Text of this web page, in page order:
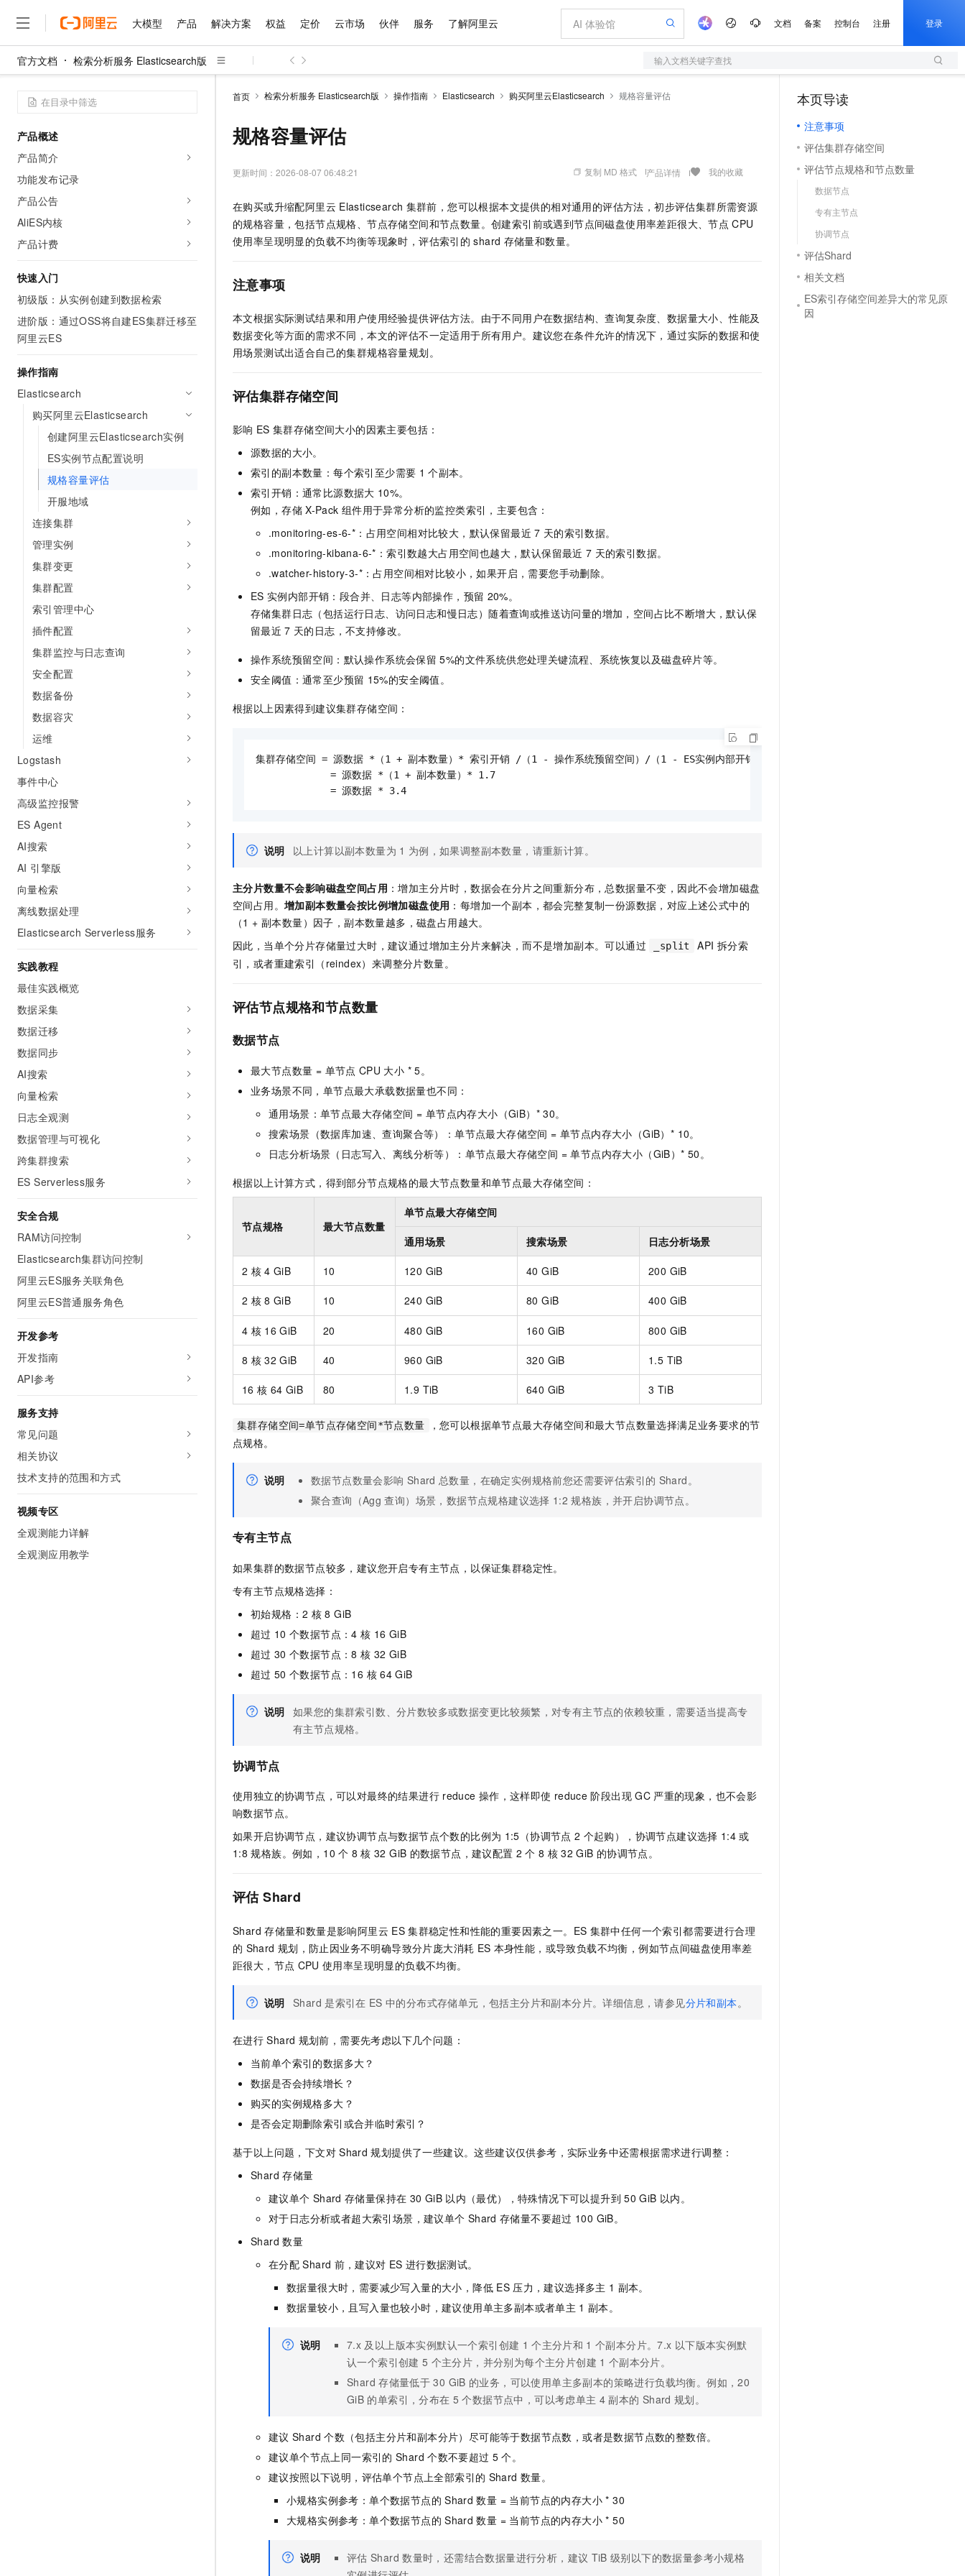
大模型 产品 解决方案 权益 定价 云市场 伙伴 服务 了解阿里云 文档 备案 控制台 注册 登录
官方文档 检索分析服务 Elasticsearch版 输入文档关键字查找
产品概述
产品简介
功能发布记录
产品公告
AliES内核
产品计费
快速入门
初级版：从实例创建到数据检索
进阶版：通过OSS将自建ES集群迁移至
阿里云ES
操作指南
Elasticsearch
购买阿里云Elasticsearch
创建阿里云Elasticsearch实例
ES实例节点配置说明
规格容量评估
开服地域
连接集群
管理实例
集群变更
集群配置
索引管理中心
插件配置
集群监控与日志查询
安全配置
数据备份
数据容灾
运维
Logstash
事件中心
高级监控报警
ES Agent
AI搜索
AI 引擎版
向量检索
离线数据处理
Elasticsearch Serverless服务
实践教程
最佳实践概览
数据采集
数据迁移
数据同步
AI搜索
向量检索
日志全观测
数据管理与可视化
跨集群搜索
ES Serverless服务
安全合规
RAM访问控制
Elasticsearch集群访问控制
阿里云ES服务关联角色
阿里云ES普通服务角色
开发参考
开发指南
API参考
服务支持
常见问题
相关协议
技术支持的范围和方式
视频专区
全观测能力详解
全观测应用教学
首页 检索分析服务 Elasticsearch版 操作指南 Elasticsearch 购买阿里云Elasticsearch 规格容量评估
规格容量评估
更新时间： 2026-08-07 06:48:21 复制 MD 格式 产品详情 我的收藏
在购买或升缩配阿里云 Elasticsearch 集群前，您可以根据本文提供的相对通用的评估方法，初步评估集群所需资源
的规格容量，包括节点规格、节点存储空间和节点数量。创建索引前或遇到节点间磁盘使用率差距很大、节点 CPU
使用率呈现明显的负载不均衡等现象时，评估索引的 shard 存储量和数量。
注意事项
本文根据实际测试结果和用户使用经验提供评估方法。由于不同用户在数据结构、查询复杂度、数据量大小、性能及
数据变化等方面的需求不同，本文的评估不一定适用于所有用户。建议您在条件允许的情况下，通过实际的数据和使
用场景测试出适合自己的集群规格容量规划。
评估集群存储空间
影响 ES 集群存储空间大小的因素主要包括：
源数据的大小。
索引的副本数量：每个索引至少需要 1 个副本。
索引开销：通常比源数据大 10%。
例如，存储 X-Pack 组件用于异常分析的监控类索引，主要包含：
.monitoring-es-6-*：占用空间相对比较大，默认保留最近 7 天的索引数据。
.monitoring-kibana-6-*：索引数越大占用空间也越大，默认保留最近 7 天的索引数据。
.watcher-history-3-*：占用空间相对比较小，如果开启，需要您手动删除。
ES 实例内部开销：段合并、日志等内部操作，预留 20%。
存储集群日志（包括运行日志、访问日志和慢日志）随着查询或推送访问量的增加，空间占比不断增大，默认保
留最近 7 天的日志，不支持修改。
操作系统预留空间：默认操作系统会保留 5%的文件系统供您处理关键流程、系统恢复以及磁盘碎片等。
安全阈值：通常至少预留 15%的安全阈值。
根据以上因素得到建议集群存储空间：
集群存储空间 = 源数据 *（1 + 副本数量）* 索引开销 /（1 - 操作系统预留空间）/（1 - ES实例内部开销）/（1 - 安全阈值）
             = 源数据 *（1 + 副本数量）* 1.7
             = 源数据 * 3.4
说明 以上计算以副本数量为 1 为例，如果调整副本数量，请重新计算。
主分片数量不会影响磁盘空间占用 ：增加主分片时，数据会在分片之间重新分布，总数据量不变，因此不会增加磁盘
空间占用。 增加副本数量会按比例增加磁盘使用 ：每增加一个副本，都会完整复制一份源数据，对应上述公式中的
（1 + 副本数量）因子，副本数量越多，磁盘占用越大。
因此，当单个分片存储量过大时，建议通过增加主分片来解决，而不是增加副本。可以通过
_split
API 拆分索
引，或者重建索引（reindex）来调整分片数量。
评估节点规格和节点数量
数据节点
最大节点数量 = 单节点 CPU 大小 * 5。
业务场景不同，单节点最大承载数据量也不同：
通用场景：单节点最大存储空间 = 单节点内存大小（GiB）* 30。
搜索场景（数据库加速、查询聚合等）：单节点最大存储空间 = 单节点内存大小（GiB）* 10。
日志分析场景（日志写入、离线分析等）：单节点最大存储空间 = 单节点内存大小（GiB）* 50。
根据以上计算方式，得到部分节点规格的最大节点数量和单节点最大存储空间：
节点规格 最大节点数量
单节点最大存储空间
通用场景 搜索场景 日志分析场景
2 核 4 GiB 10 120 GiB 40 GiB 200 GiB
2 核 8 GiB 10 240 GiB 80 GiB 400 GiB
4 核 16 GiB 20 480 GiB 160 GiB 800 GiB
8 核 32 GiB 40 960 GiB 320 GiB 1.5 TiB
16 核 64 GiB 80 1.9 TiB 640 GiB 3 TiB
集群存储空间=单节点存储空间*节点数量
，您可以根据单节点最大存储空间和最大节点数量选择满足业务要求的节
点规格。
说明 数据节点数量会影响 Shard 总数量，在确定实例规格前您还需要评估索引的 Shard。
聚合查询（Agg 查询）场景，数据节点规格建议选择 1:2 规格族，并开启协调节点。
专有主节点
如果集群的数据节点较多，建议您开启专有主节点，以保证集群稳定性。
专有主节点规格选择：
初始规格：2 核 8 GiB
超过 10 个数据节点：4 核 16 GiB
超过 30 个数据节点：8 核 32 GiB
超过 50 个数据节点：16 核 64 GiB
说明 如果您的集群索引数、分片数较多或数据变更比较频繁，对专有主节点的依赖较重，需要适当提高专
有主节点规格。
协调节点
使用独立的协调节点，可以对最终的结果进行 reduce 操作，这样即使 reduce 阶段出现 GC 严重的现象，也不会影
响数据节点。
如果开启协调节点，建议协调节点与数据节点个数的比例为 1:5（协调节点 2 个起购），协调节点建议选择 1:4 或
1:8 规格族。例如，10 个 8 核 32 GiB 的数据节点，建议配置 2 个 8 核 32 GiB 的协调节点。
评估 Shard
Shard 存储量和数量是影响阿里云 ES 集群稳定性和性能的重要因素之一。ES 集群中任何一个索引都需要进行合理
的 Shard 规划，防止因业务不明确导致分片庞大消耗 ES 本身性能，或导致负载不均衡，例如节点间磁盘使用率差
距很大，节点 CPU 使用率呈现明显的负载不均衡。
说明 Shard 是索引在 ES 中的分布式存储单元，包括主分片和副本分片。详细信息，请参见分片和副本 。
在进行 Shard 规划前，需要先考虑以下几个问题：
当前单个索引的数据多大？
数据是否会持续增长？
购买的实例规格多大？
是否会定期删除索引或合并临时索引？
基于以上问题，下文对 Shard 规划提供了一些建议。这些建议仅供参考，实际业务中还需根据需求进行调整：
Shard 存储量
建议单个 Shard 存储量保持在 30 GiB 以内（最优），特殊情况下可以提升到 50 GiB 以内。
对于日志分析或者超大索引场景，建议单个 Shard 存储量不要超过 100 GiB。
Shard 数量
在分配 Shard 前，建议对 ES 进行数据测试。
数据量很大时，需要减少写入量的大小，降低 ES 压力，建议选择多主 1 副本。
数据量较小，且写入量也较小时，建议使用单主多副本或者单主 1 副本。
说明 7.x 及以上版本实例默认一个索引创建 1 个主分片和 1 个副本分片。7.x 以下版本实例默
认一个索引创建 5 个主分片，并分别为每个主分片创建 1 个副本分片。
Shard 存储量低于 30 GiB 的业务，可以使用单主多副本的策略进行负载均衡。例如，20
GiB 的单索引，分布在 5 个数据节点中，可以考虑单主 4 副本的 Shard 规划。
建议 Shard 个数（包括主分片和副本分片）尽可能等于数据节点数，或者是数据节点数的整数倍。
建议单个节点上同一索引的 Shard 个数不要超过 5 个。
建议按照以下说明，评估单个节点上全部索引的 Shard 数量。
小规格实例参考：单个数据节点的 Shard 数量 = 当前节点的内存大小 * 30
大规格实例参考：单个数据节点的 Shard 数量 = 当前节点的内存大小 * 50
说明 评估 Shard 数量时，还需结合数据量进行分析，建议 TiB 级别以下的数据量参考小规格
本页导读
注意事项
评估集群存储空间
评估节点规格和节点数量
数据节点
专有主节点
协调节点
评估Shard
相关文档
ES索引存储空间差异大的常见原
因
大模型
千问AI平台 大模型服务平台百炼
Qwen3.8-Max HOT
智能体时代全能旗舰模型
能看、能想、能动手的多模态智能体模型
Qwen3-VL-Plus
视觉 Coding、空间感知、多模态思考等全面升级
Kimi-K3 NEW
Kimi 最新旗舰模型，长程编程与推理利器
GLM-5.2
1M上下文，专为长程任务能力而生
HappyHorse-1.1-T2V
Wan2.7-T2V
文戏情感细腻自然，动作戏激烈拳拳到肉，实现更强表演能力
语音识别与合成
Fun-ASR
个人版上线、团队版降价；千问3.8-Max首发发尝鲜
千问AI平台-模型体验
在线体验全尺寸、多种模态的模型效果
Happy 系列大模型
丰富多元化的应用模版和解决方案
灵活可视化地构建企业级 Agent
人工智能平台 PAI
大模型解决方案
快速部署 Dify，高效搭建 AI 应用
依托云原生高可用架构,实现Dify私有化部署
10 分钟在聊天系统中增加一个 AI 助手
在企业官网、通讯软件中为客户提供 AI 客服
10分钟微调：让0.6B模型媲美235B模型
用1%尺寸在特定领域达到大模型90%以上效果
即刻拥有 DeepSeek-R1 满血版
多种方案随心选，轻松解锁专属 DeepSeek
多模态数据信息提取
从文本、图片、视频中提取结构化的属性信息
超强辅助，Bolt.diy 一步搞定创意建站
产品
精选产品
计算
容器
存储
网络与CDN
安全
中间件
数据库
媒体服务
企业服务与云通信
终端用户计算
Serverless
迁移与运维管理
专有云
精选产品
大模型服务与应用平台
多元化、高性能、安全可靠的大模型服务
无影云电脑
随时随地安全接入的云上超级电脑
云解析DNS
云原生大数据计算服务 MaxCompute
人工智能平台 PAI 大模型
一站式AI开发、训练和推理服务
Qoder CN
全托管，含MySQL、PostgreSQL、SQL Server、MariaDB多引擎
Qoder
面向真实软件的智能体编程平台
轻量应用服务器
数字证书管理服务（原SSL证书）
实现全站HTTPS，呈现可信的WEB访问
解决方案
精选解决方案
互联网应用开发
大数据
现代化应用
安全
网络
可观测
上云与迁云
企业出海
政企业务
精选解决方案
企业级Agent产品，直接交付可用成果
HappyHorse 打造一站式影视创作平台
快速拥有专属 OpenClaw
Hermes Agent，打造自进化智能体
自主进化，持久记忆，越用越聪明
Claude Code + GStack 打造工程团队
轻松解锁专属 DeepSeek-V4-Pro
5 分钟轻松部署专属 QwenPaw HOT
从聊天伙伴进化为能主动干活的本地数字员工
一句话生成原生可编辑精美 PPT 文稿
输入一句话想法, 轻松生成专业的 PPT
一键部署幻兽帕鲁游戏服务器
一键购买专属联机服务器，轻松开启游戏
漫剧工坊：一站式动画创作平台
快速生产连贯的高质量长漫剧
高效部署网站，快速应用到小程序
权益 普惠上云
云服务器38元/年起，超值低价云产品抢先购
推荐新用户得奖励，单订单最高返9万
云工开物
高校专属算力普惠，学生认证享300元代金券
解决方案免费试用 新老同享
AI 产品 免费试用
1亿+ 大模型 tokens 和 30+ 款产品免费体验
产品新客免费试用，最长12个月
大模型ACA认证体验
助力企业全员 AI 认知与能力提升
AI 特惠
Token Plan 模型订阅计划 NEW
Qwen3.8-Max 首发尝鲜，限时加量 10 倍，夜间低至2折
千问办公，限时限量积分加倍 NEW
Night Plan 支持 Qwen 3.8-Max NEW
夜间 5 折，Qwen/Meoo/TokenPlan 客户专享
AI 场景体验
从图文生成到视频创作，一键激活电商全链路生产力
AI 广告创作
图文、视频一站生成，高效打造优质广告素材
AI 办公
AI 活动
AI 生产力先锋
先锋实践拓展 AI 生产力的边界
飞天发布时刻
所见，即是所愿
从基础到进阶，Agent 创客手把手教你
创新加速
覆盖90%+业务场景，专享组合折扣价
定价 产品定价
了解云产品的定价详情
云上成本管理
管理和优化成本
价格计算器
自助选配和估算价格
配置报价器
阿里云 OPC 创新助力计划
Token 补贴，五大权
益加速 OPC 成功
云市场 精选商城
多端小程序
观测云
Tuya 物联网平台阿里云版
电子合同
畅捷通
Tableau 订阅
开发者生态解决方案
AI 开发和 AI 应用解决方案
数据与 API
OCR 文字识别
发票查验
企业应用
400电话
基础软件
JAVA
Ubuntu
Red Hat
建站系统
专业服务
伙伴 成为销售伙伴
咨询伙伴
销售伙伴合作计划
无影生态合作计划
Salesforce On Alibaba Cloud
Consulting Partner 合作计划
成为产品伙伴 产品伙伴合作计划
云网络合作计划
服务生态伙伴
服务伙伴合作计划
Al MaaS 服务伙伴赋能合作
伙伴信用分合作计划
更多支持
合作伙伴培训与认证
查询合作伙伴
登录合作伙伴管理后台
服务 售前咨询
售后服务
自助服务
在线服务
工单服务
企业增值服务
企业成长
服务实践
阿里云认证
信息公告
官网公告
开发者社区
我要反馈
我要建议
我要投诉
了解阿里云 为什么选择阿里云
技术领先
分析师报告
研究报告与白皮书
天池大赛
AI 算法大赛
云开发大赛
最佳实践
看见新力量
金融模力时刻
市场活动
魔搭 ModelScope
云工开物
加入我们
校园招聘